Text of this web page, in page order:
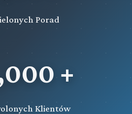
Porad
+
Klientów